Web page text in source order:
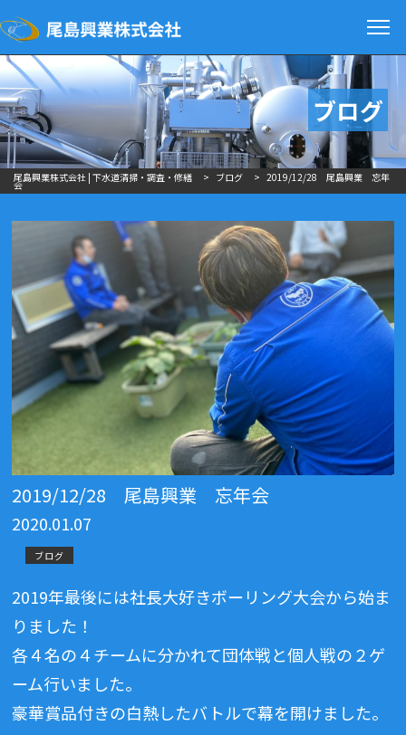
ブログ
尾島興業株式会社 | 下水道清掃・調査・修繕 > ブログ > 2019/12/28 尾島興業 忘年
会
2019/12/28 尾島興業 忘年会
2020.01.07
ブログ
2019年最後には社長大好きボーリング大会から始ま
りました！
各４名の４チームに分かれて団体戦と個人戦の２ゲ
ーム行いました。
豪華賞品付きの白熱したバトルで幕を開けました。